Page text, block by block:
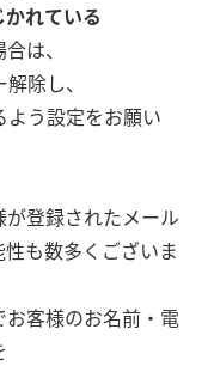
れている
は、
除し、
う設定をお願い
登録されたメール
も数多くございま
客様のお名前・電